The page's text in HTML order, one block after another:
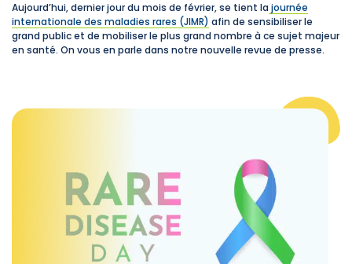
Aujourd’hui, dernier jour du mois de février, se tient la journée
internationale des maladies rares (JIMR) afin de sensibiliser le
grand public et de mobiliser le plus grand nombre à ce sujet majeur
en santé. On vous en parle dans notre nouvelle revue de presse.